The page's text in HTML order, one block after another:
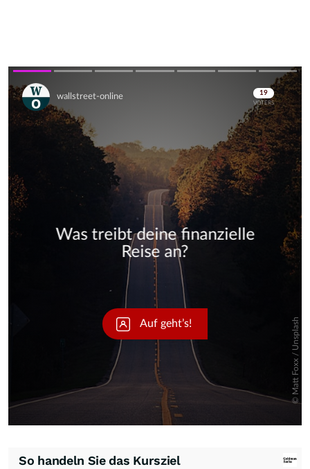
Skip
So handeln Sie das Kursziel